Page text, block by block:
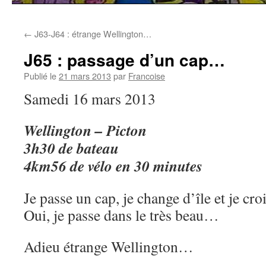
← J63-J64 : étrange Wellington…
J65 : passage d’un cap…
Publié le21 mars 2013 par Francoise
Samedi 16 mars 2013
Wellington – Picton
3h30 de bateau
4km56 de vélo en 30 minutes
Je passe un cap, je change d’île et je
Oui, je passe dans le très beau…
Adieu étrange Wellington…